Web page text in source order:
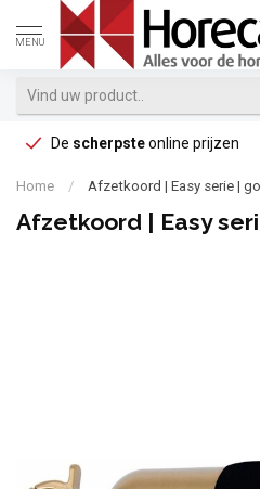
MENU
De scherpsteonline prijzen
Home / Afzetkoord | Easy serie |
Afzetkoord | Easy